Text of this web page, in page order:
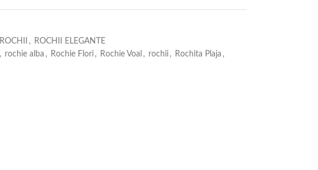
ROCHII , ROCHII ELEGANTE
, rochie alba , Rochie Flori , Rochie Voal , rochii , Rochita Plaja ,